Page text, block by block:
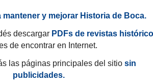
Boca Juniors L
mantener y mejorar Historia de Boca.
descargar PDFs de revistas
de encontrar en Internet.
las páginas principales del sitio sin
publicidades.